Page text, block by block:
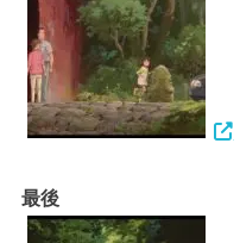
最後